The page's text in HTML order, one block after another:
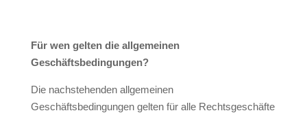
Für wen gelten die allgemeinen
Geschäftsbedingungen?
Die nachstehenden allgemeinen
Geschäftsbedingungen gelten für alle Rechtsgeschäfte